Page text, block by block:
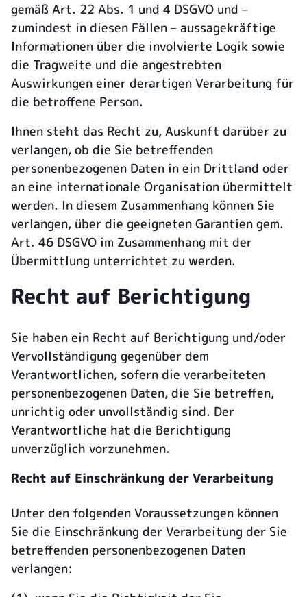
gemäß Art. 22 Abs. 1 und 4 DSGVO und –
zumindest in diesen Fällen – aussagekräftige
Informationen über die involvierte Logik sowie
die Tragweite und die angestrebten
Auswirkungen einer derartigen Verarbeitung für
die betroffene Person.
Ihnen steht das Recht zu, Auskunft darüber zu
verlangen, ob die Sie betreffenden
personenbezogenen Daten in ein Drittland oder
an eine internationale Organisation übermittelt
werden. In diesem Zusammenhang können Sie
verlangen, über die geeigneten Garantien gem.
Art. 46 DSGVO im Zusammenhang mit der
Übermittlung unterrichtet zu werden.
Recht auf Berichtigung
Sie haben ein Recht auf Berichtigung und/oder
Vervollständigung gegenüber dem
Verantwortlichen, sofern die verarbeiteten
personenbezogenen Daten, die Sie betreffen,
unrichtig oder unvollständig sind. Der
Verantwortliche hat die Berichtigung
unverzüglich vorzunehmen.
Recht auf Einschränkung der Verarbeitung
Unter den folgenden Voraussetzungen können
Sie die Einschränkung der Verarbeitung der Sie
betreffenden personenbezogenen Daten
verlangen: